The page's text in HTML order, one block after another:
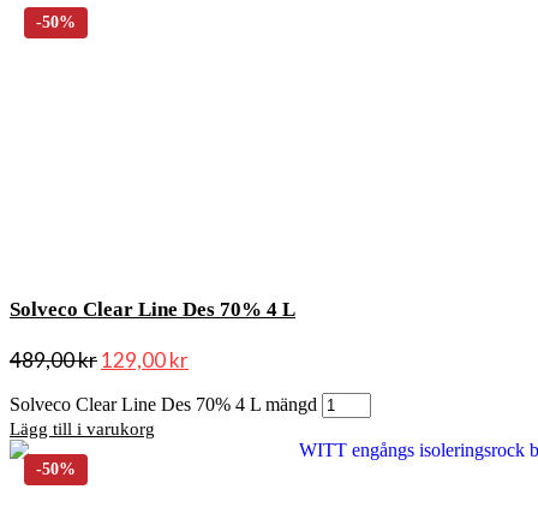
Solveco Clear Line Des 70% 4 L
489,00kr129,00kr
Solveco Clear Line Des 70% 4 L mängd
Lägg till i varukorg